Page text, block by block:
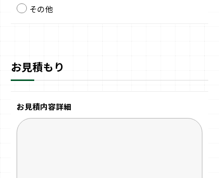
その他
お見積もり
お見積内容詳細